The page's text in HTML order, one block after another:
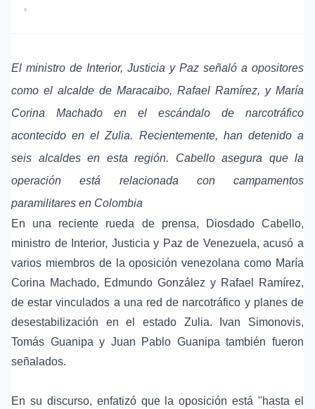
•
El ministro de Interior, Justicia y Paz señaló a opositores
como el alcalde de Maracaibo, Rafael Ramírez, y María
Corina Machado en el escándalo de narcotráfico
acontecido en el Zulia. Recientemente, han detenido a
seis alcaldes en esta región. Cabello asegura que la
operación está relacionada con campamentos
paramilitares en Colombia
En una reciente rueda de prensa, Diosdado Cabello,
ministro de Interior, Justicia y Paz de Venezuela, acusó a
varios miembros de la oposición venezolana como María
Corina Machado, Edmundo González y Rafael Ramírez,
de estar vinculados a una red de narcotráfico y planes de
desestabilización en el estado Zulia. Ivan Simonovis,
Tomás Guanipa y Juan Pablo Guanipa también fueron
señalados.
En su discurso, enfatizó que la oposición está "hasta el